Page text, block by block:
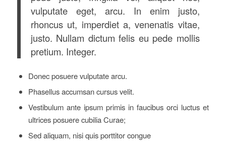
vulputate eget, arcu. In enim justo,
rhoncus ut, imperdiet a, venenatis vitae,
justo. Nullam dictum felis eu pede mollis
pretium. Integer.
Donec posuere vulputate arcu.
Phasellus accumsan cursus velit.
Vestibulum ante ipsum primis in faucibus orci luctus et
ultrices posuere cubilia Curae;
Sed aliquam, nisi quis porttitor congue